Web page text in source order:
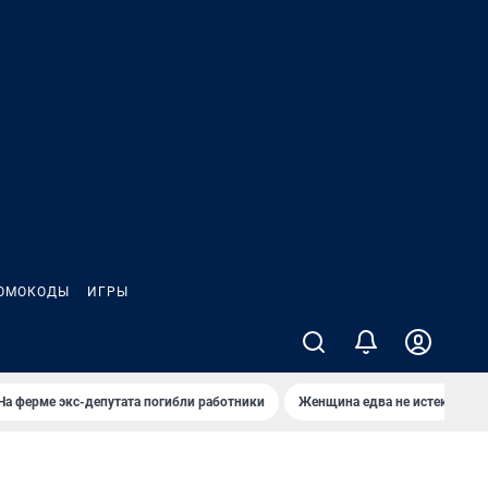
ИГРЫ
ферме экс-депутата погибли работники Женщина едва не истекла